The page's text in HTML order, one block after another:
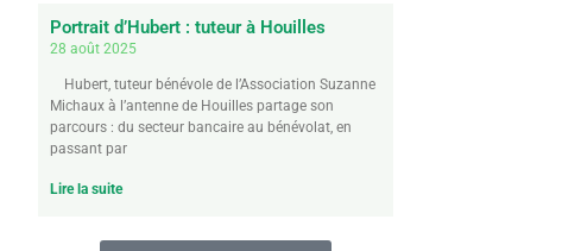
Portrait d’Hubert : tuteur à Houilles
28 août 2025
Hubert, tuteur bénévole de l’Association Suzanne
Michaux à l’antenne de Houilles partage son
parcours : du secteur bancaire au bénévolat, en
passant par
Lire la suite